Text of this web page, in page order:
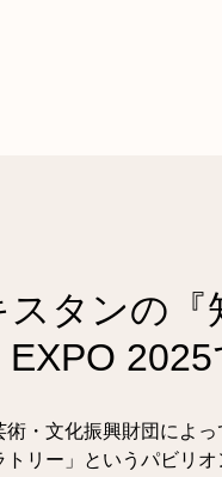
スタンの『
EXPO
術・文化振興財団によ
リー」というパビリオ